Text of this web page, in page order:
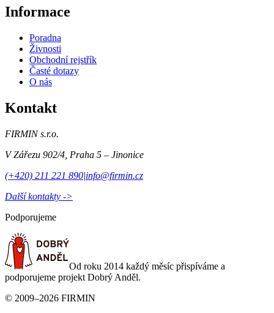
Informace
Poradna
Živnosti
Obchodní rejstřík
Časté dotazy
O nás
Kontakt
FIRMIN s.r.o.
V Zářezu 902/4 Praha 5 – Jinonice
(+420) 211 221 890|info@firmin.cz
Další kontakty ->
Podporujeme
Od roku 2014 každý měsíc přispíváme a
podporujeme projekt Dobrý Anděl.
© 2009–2026 FIRMIN